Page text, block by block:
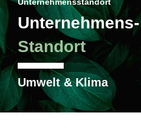
Unternehmensstandort
Unternehmens-
Standort
Umwelt & Klima